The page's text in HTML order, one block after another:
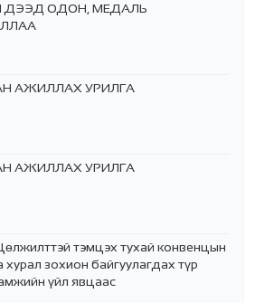
ДЭЭД ОДОН, МЕДАЛЬ
АЖИЛЛАХ УРИЛГА
АЖИЛЛАХ УРИЛГА
тэмцэх тухай конвенцын
хурал зохион байгуулагдах түр
үйл явцаас